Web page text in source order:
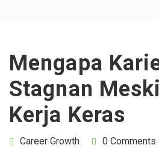
Mengapa
Stagnan
Kerja Keras
Career Growth 0 Comments